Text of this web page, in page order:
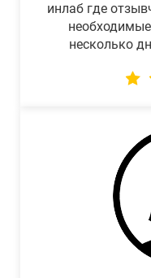
инлаб где
несколько